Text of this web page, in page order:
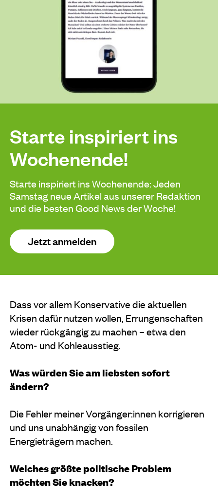
Starte inspiriert ins
Wochenende!
Starte inspiriert ins Wochenende: Jeden
Samstag neue Artikel aus unserer Redaktion
und die besten Good News der Woche!
Jetzt anmelden
Dass vor allem Konservative die aktuellen
Krisen dafür nutzen wollen, Errungenschaften
wieder rückgängig zu machen – etwa den
Atom- und Kohleausstieg.
Was würden Sie am liebsten sofort
ändern?
Die Fehler meiner Vorgänger:innen korrigieren
und uns unabhängig von fossilen
Energieträgern machen.
Welches größte politische Problem
möchten Sie knacken?